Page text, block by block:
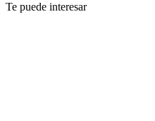
Te puede interesar